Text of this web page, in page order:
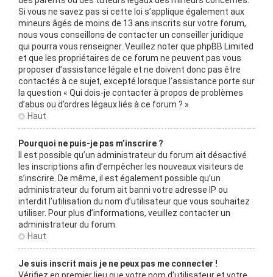
Si vous ne savez pas si cette loi s’applique également aux
mineurs âgés de moins de 13 ans inscrits sur votre forum,
nous vous conseillons de contacter un conseiller juridique
qui pourra vous renseigner. Veuillez noter que phpBB Limited
et que les propriétaires de ce forum ne peuvent pas vous
proposer d’assistance légale et ne doivent donc pas être
contactés à ce sujet, excepté lorsque l’assistance porte sur
la question « Qui dois-je contacter à propos de problèmes
d’abus ou d’ordres légaux liés à ce forum ? ».
Haut
Pourquoi ne puis-je pas m’inscrire ?
Il est possible qu’un administrateur du forum ait désactivé
les inscriptions afin d’empêcher les nouveaux visiteurs de
s’inscrire. De même, il est également possible qu’un
administrateur du forum ait banni votre adresse IP ou
interdit l’utilisation du nom d’utilisateur que vous souhaitez
utiliser. Pour plus d’informations, veuillez contacter un
administrateur du forum.
Haut
Je suis inscrit mais je ne peux pas me connecter !